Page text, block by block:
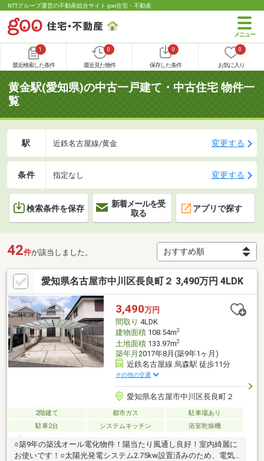
NTTグループ運営の不動産総合サイト goo住宅・不動産
1
最近検索した条件
0
最近見た物件
0
保存した条件
0
お気に入り
黄金駅(愛知県)の中古一戸建て・中古住宅 物件一
覧
駅 近鉄名古屋線/黄金 変更する
条件 指定なし 変更する
検索条件を保存
新着メールを受
取る
アプリで探す
42件が該当しました。
愛知県名古屋市中川区長良町２ 3,490万円 4LDK
3,490万円
間取り 4LDK
建物面積108.54m2
土地面積133.97m2
築年月 2017年8月(築9年1ヶ月)
近鉄名古屋線 烏森駅 徒歩11分
その他の交通
愛知県名古屋市中川区長良町２
2階建て 都市ガス
駐車場あり
駐車2台
システムキッチン 浴室乾燥機
○築9年の築浅オール電化物件！陽当たり風通し良好！室内綺麗に
お使いです！○太陽光発電システム2.75kw設置済みのため、電気